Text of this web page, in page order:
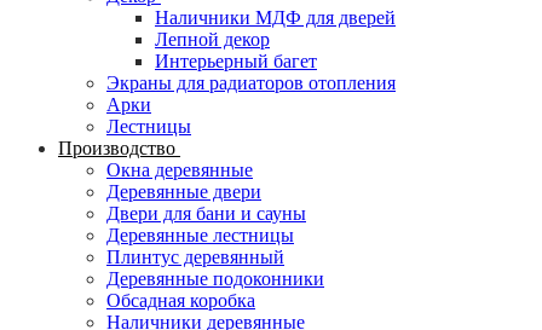
Наличники МДФ для дверей
Лепной декор
Интерьерный багет
Экраны для радиаторов отопления
Арки
Лестницы
Производство
Окна деревянные
Деревянные двери
Двери для бани и сауны
Деревянные лестницы
Плинтус деревянный
Деревянные подоконники
Обсадная коробка
Наличники деревянные